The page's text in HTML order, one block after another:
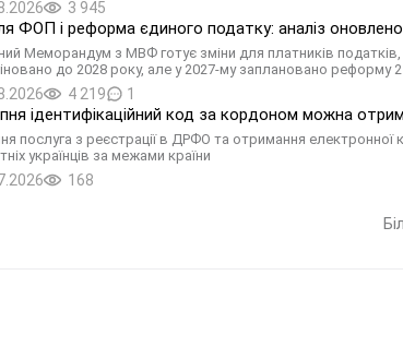
3 945
ФОП і реформа єдиного податку: аналіз
Меморандум з МВФ готує зміни для платників
до 2028 року, але у 2027-му заплановано реформу
4 219 1
ідентифікаційний код за кордоном можна
послуга з реєстрації в ДРФО та отримання
українців за межами країни
168